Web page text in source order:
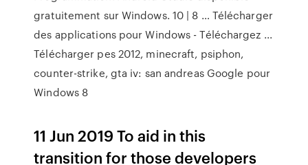
gratuitement sur Windows. 10 | 8 … Télécharger
des applications pour Windows - Téléchargez ...
Télécharger pes 2012, minecraft, psiphon,
counter-strike, gta iv: san andreas Google pour
Windows 8
11 Jun 2019 To aid in this
transition for those developers